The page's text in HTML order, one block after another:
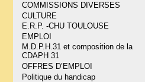
COMMISSIONS DIVERSES
CULTURE
E.R.P. -CHU TOULOUSE
EMPLOI
M.D.P.H.31 et composition de la
CDAPH 31
OFFRES D’EMPLOI
Politique du handicap